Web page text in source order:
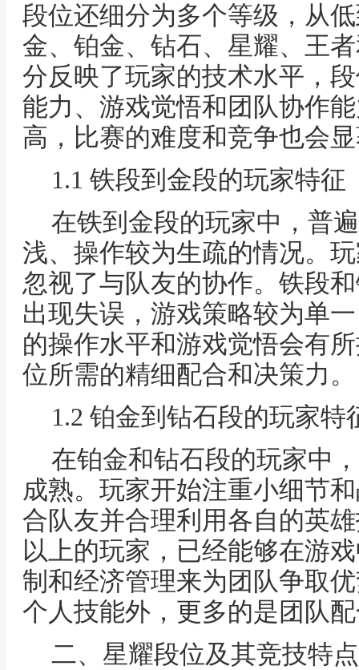
段位还细分为多个等级，从
金、铂金、钻石、星耀、王
分反映了玩家的技术水平，
能力、游戏觉悟和团队协作
高，比赛的难度和竞争也会
1.1 铁段到金段的玩家特征
在铁到金段的玩家中，普
浅、操作较为生疏的情况。
忽视了与队友的协作。铁段
出现失误，游戏策略较为单
的操作水平和游戏觉悟会有
位所需的精细配合和决策力。
1.2 铂金到钻石段的玩家特
在铂金和钻石段的玩家中
成熟。玩家开始注重小细节
合队友并合理利用各自的英
以上的玩家，已经能够在游
制和经济管理来为团队争取
个人技能外，更多的是团队
二、星耀段位及其竞技特点